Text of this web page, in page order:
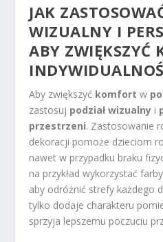
JAK
WIZUALNY I
ABY ZWIĘKSZYĆ
Aby zwiększyć komfort w
zastosuj podział wizualny i
przestrzeni. Zastosowanie
dekoracji pomoże dzieciom
nawet w przypadku braku
na przykład wykorzystać
aby odróżnić strefy każdego
tylko dodaje charakteru
sprzyja lepszemu poczuciu